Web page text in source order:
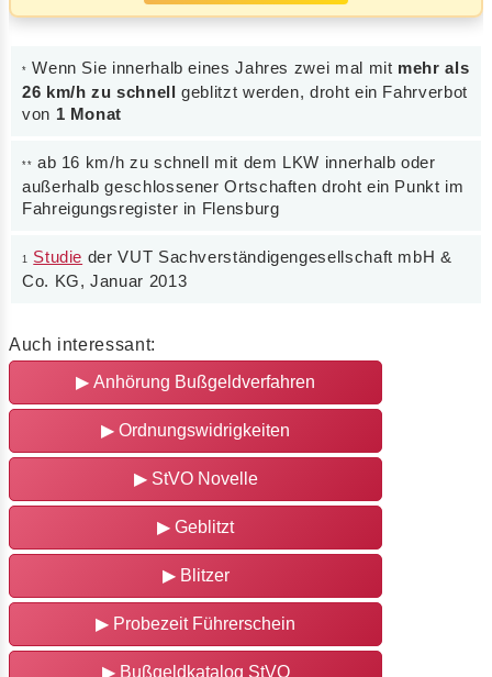
* Wenn Sie innerhalb eines Jahres zwei mal mit mehr als
26 km/h zu schnell geblitzt werden, droht ein Fahrverbot
von 1 Monat
** ab 16 km/h zu schnell mit dem LKW innerhalb oder
außerhalb geschlossener Ortschaften droht ein Punkt im
Fahreigungsregister in Flensburg
1 Studie der VUT Sachverständigengesellschaft mbH &
Co. KG, Januar 2013
Auch interessant:
▶ Anhörung Bußgeldverfahren
▶ Ordnungswidrigkeiten
▶StVO Novelle
▶ Geblitzt
▶Blitzer
▶ Probezeit Führerschein
▶Bußgeldkatalog StVO